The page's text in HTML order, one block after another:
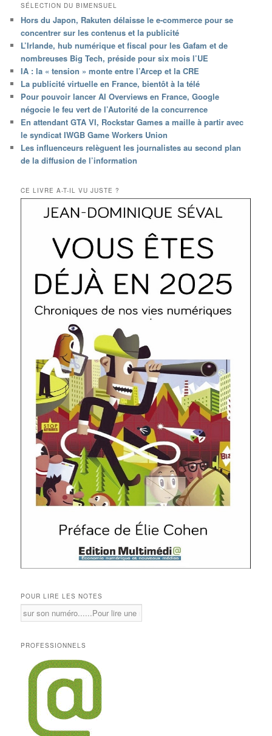
SÉLECTION DU BIMENSUEL
Hors du Japon, Rakuten délaisse le e-commerce pour se
concentrer sur les contenus et la publicité
L’Irlande, hub numérique et fiscal pour les Gafam et de
nombreuses Big Tech, préside pour six mois l’UE
IA : la « tension » monte entre l’Arcep et la CRE
La publicité virtuelle en France, bientôt à la télé
Pour pouvoir lancer AI Overviews en France, Google
négocie le feu vert de l’Autorité de la concurrence
En attendant GTA VI, Rockstar Games a maille à partir avec
le syndicat IWGB Game Workers Union
Les influenceurs relèguent les journalistes au second plan
de la diffusion de l’information
CE LIVRE A-T-IL VU JUSTE ?
POUR LIRE LES NOTES
PROFESSIONNELS